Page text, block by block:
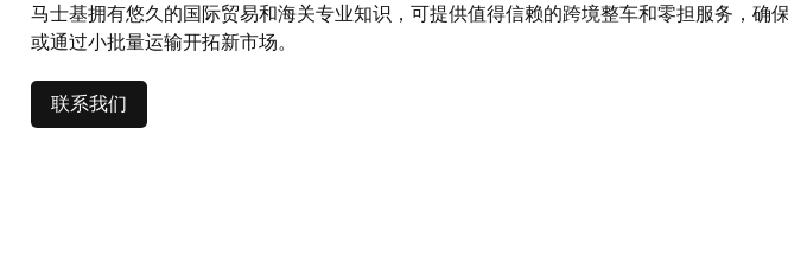
马士基拥有悠久的国际贸易和海关专业知识，可提供值得信赖的跨境整车和零担服务，
或通过小批量运输开拓新市场。
联系我们